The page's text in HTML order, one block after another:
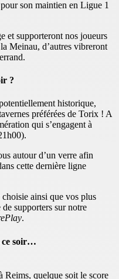
son maintien en Ligue 1
et supporteront nos joueurs
Meinau, d’autres vibreront
?
historique,
préférées de Torix ! A
qui s’engagent à
autour d’un verre afin
cette dernière ligne
choisie ainsi que vos plus
supporters sur notre
.
ce soir…
Reims, quelque soit le score